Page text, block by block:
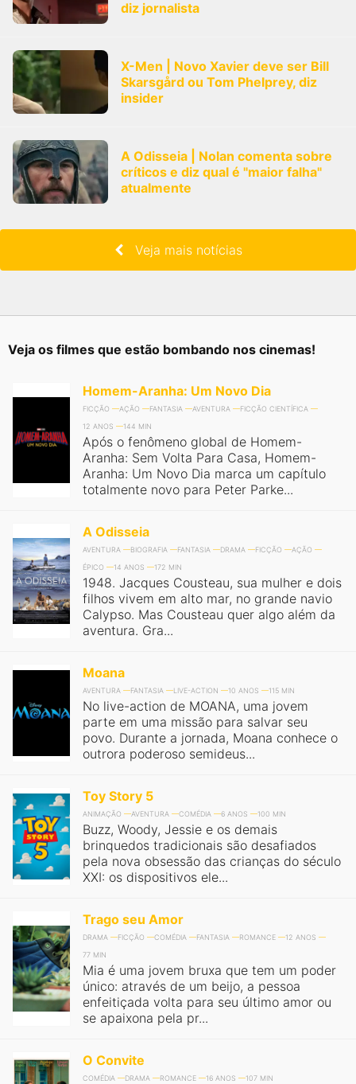
diz jornalista
X-Men | Novo Xavier deve ser Bill
Skarsgård ou Tom Phelprey, diz
insider
A Odisseia | Nolan comenta sobre
críticos e diz qual é "maior falha"
atualmente
Veja mais notícias
Veja os filmes que estão bombando nos cinemas!
Homem-Aranha: Um Novo Dia
FICÇÃO AÇÃO FANTASIA AVENTURA
FICÇÃO CIENTÍFICA
12 ANOS
144 MIN
Após o fenômeno global de Homem-
Aranha: Sem Volta Para Casa, Homem-
Aranha: Um Novo Dia marca um capítulo
totalmente novo para Peter Parke...
A Odisseia
AVENTURA BIOGRAFIA FANTASIA DRAMA FICÇÃO
AÇÃO
ÉPICO
14 ANOS 172 MIN
1948. Jacques Cousteau, sua mulher e dois
filhos vivem em alto mar, no grande navio
Calypso. Mas Cousteau quer algo além da
aventura. Gra...
Moana
AVENTURA FANTASIA LIVE-ACTION 10 ANOS 115 MIN
No live-action de MOANA, uma jovem
parte em uma missão para salvar seu
povo. Durante a jornada, Moana conhece o
outrora poderoso semideus...
Toy Story 5
ANIMAÇÃO AVENTURA COMÉDIA 6 ANOS 100 MIN
Buzz, Woody, Jessie e os demais
brinquedos tradicionais são desafiados
pela nova obsessão das crianças do século
XXI: os dispositivos ele...
Trago seu Amor
DRAMA FICÇÃO COMÉDIA FANTASIA ROMANCE
12 ANOS
77 MIN
Mia é uma jovem bruxa que tem um poder
único: através de um beijo, a pessoa
enfeitiçada volta para seu último amor ou
se apaixona pela pr...
O Convite
COMÉDIA DRAMA ROMANCE 16 ANOS 107 MIN